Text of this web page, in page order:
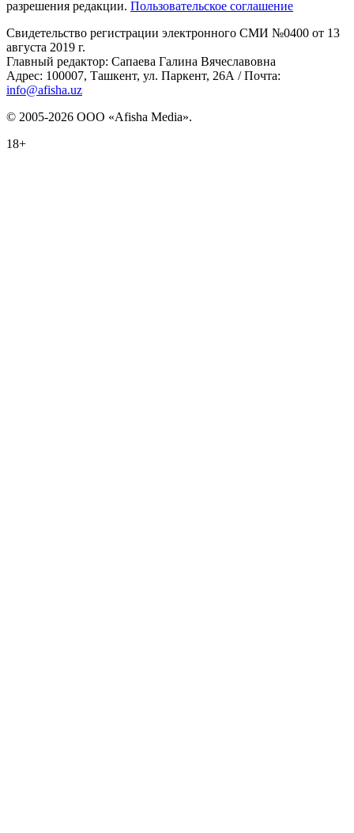
разрешения редакции. Пользовательское соглашение
Свидетельство регистрации электронного СМИ №0400 от 13
августа 2019 г.
Главный редактор: Сапаева Галина Вячеславовна
Адрес: 100007, Ташкент, ул. Паркент, 26А / Почта:
info@afisha.uz
© 2005-2026 ООО «Afisha Media».
18+